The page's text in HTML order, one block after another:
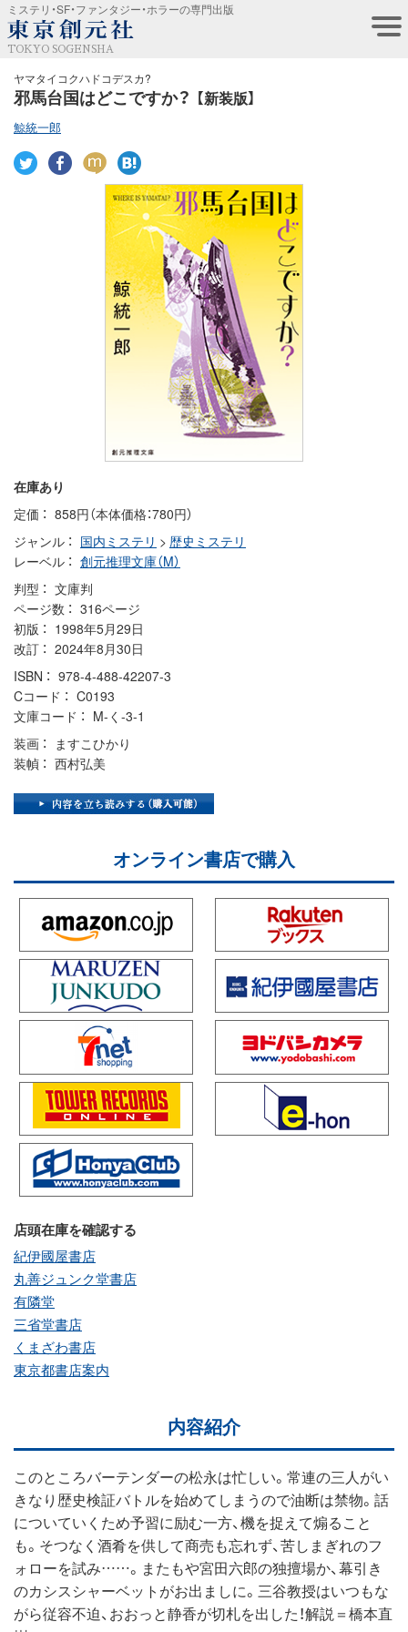
ミステリ・SF・ファンタジー・ホラーの専門出版
TOKYO SOGENSHA
ヤマタイコクハドコデスカ?
邪馬台国はどこですか？ 【新装版】
鯨統一郎
在庫あり
定価
858円（本体価格：780円）
ジャンル
国内ミステリ > 歴史ミステリ
レーベル
創元推理文庫（M）
判型
文庫判
ページ数
316ページ
初版
1998年5月29日
改訂
2024年8月30日
ISBN
978-4-488-42207-3
Cコード
C0193
文庫コード
M-く-3-1
装画
ますこひかり
装幀
西村弘美
オンライン書店で購入
店頭在庫を確認する
紀伊國屋書店
丸善ジュンク堂書店
有隣堂
三省堂書店
くまざわ書店
東京都書店案内
内容紹介
このところバーテンダーの松永は忙しい。常連の三人がい
きなり歴史検証バトルを始めてしまうので油断は禁物。話
についていくため予習に励む一方、機を捉えて煽ること
も。そつなく酒肴を供して商売も忘れず、苦しまぎれのフ
ォローを試み……。またもや宮田六郎の独擅場か、幕引き
のカシスシャーベットがお出ましに。三谷教授はいつもな
がら従容不迫、おおっと静香が切札を出した！解説＝橋本直